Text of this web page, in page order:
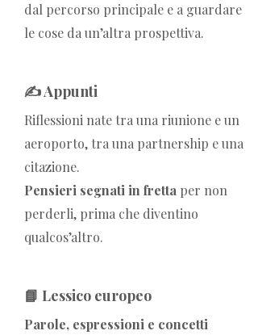
dal percorso principale e a guardare
le cose da un’altra prospettiva.
✍️ Appunti
Riflessioni nate tra una riunione e un
aeroporto, tra una partnership e una
citazione.
Pensieri segnati in fretta per non
perderli, prima che diventino
qualcos’altro.
📘 Lessico europeo
Parole, espressioni e concetti